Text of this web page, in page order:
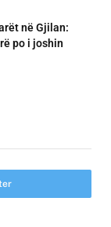
në Gjilan:
po i joshin